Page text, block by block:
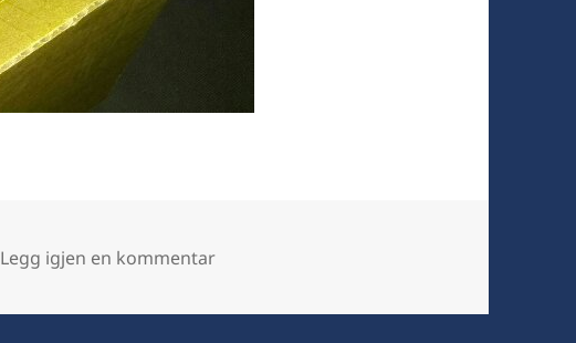
Legg igjen en kommentartil Mmmm, kaffe